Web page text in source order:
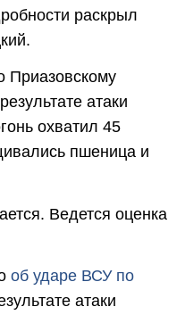
раскрыл
Приазовскому
атаки
охватил 45
пшеница и
Ведется оценка
об ударе ВСУ по
атаки